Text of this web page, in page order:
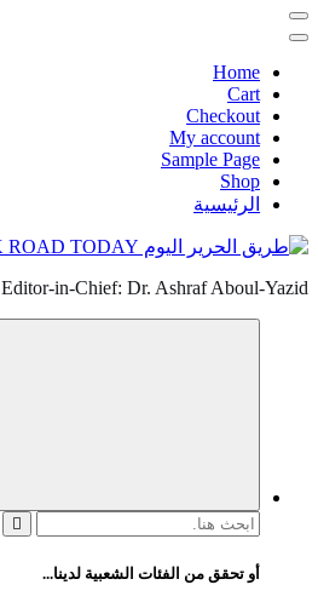
Home
Cart
Checkout
My account
Sample Page
Shop
الرئيسية
Editor-in-Chief: Dr. Ashraf Aboul-Yazid
البحث
أو تحقق من الفئات الشعبية لدينا...